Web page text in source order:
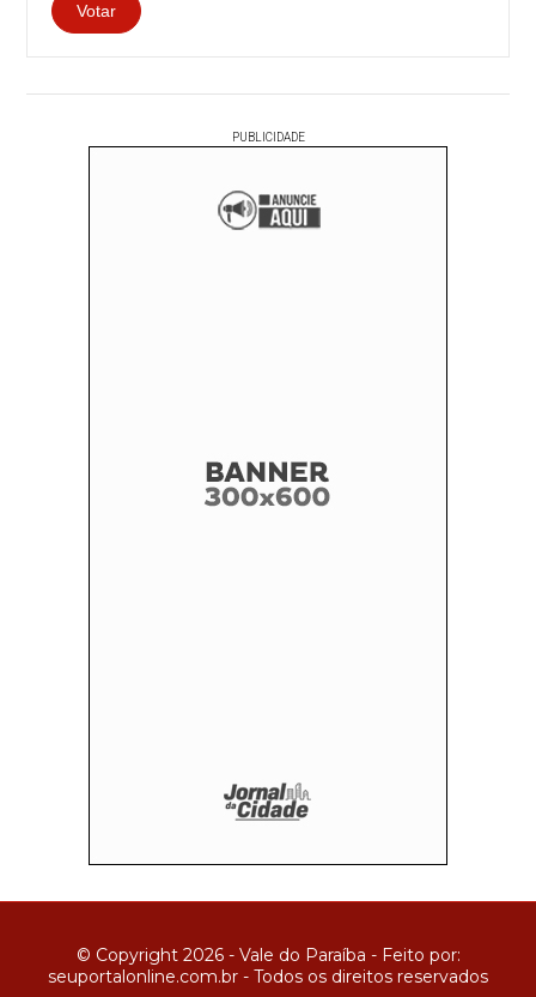
PUBLICIDADE
© Copyright 2026 - Vale do Paraíba - Feito por:
seuportalonline.com.br - Todos os direitos reservados